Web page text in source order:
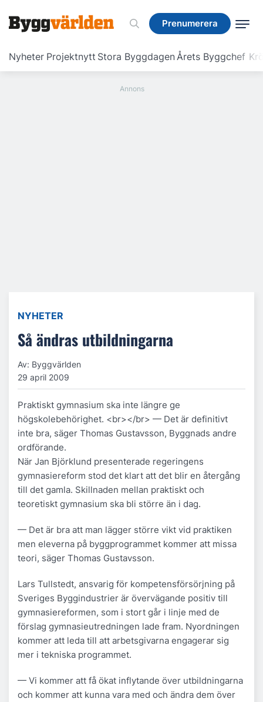
Prenumerera
Nyheter Projektnytt Stora ByggdagenÅrets Byggchef
Prenumerera
NYHETER
Så ändras utbildningarna
Av: Byggvärlden
29 april 2009
Praktiskt gymnasium ska inte längre ge
högskolebehörighet. <br></br> — Det är definitivt
inte bra, säger Thomas Gustavsson, Byggnads andre
ordförande.
När Jan Björklund presenterade regeringens
gymnasiereform stod det klart att det blir en återgång
till det gamla. Skillnaden mellan praktiskt och
teoretiskt gymnasium ska bli större än i dag.
— Det är bra att man lägger större vikt vid praktiken
men eleverna på byggprogrammet kommer att missa
teori, säger Thomas Gustavsson.
Lars Tullstedt, ansvarig för kompetensförsörjning på
Sveriges Byggindustrier är övervägande positiv till
gymnasiereformen, som i stort går i linje med de
förslag gymnasieutredningen lade fram. Nyordningen
kommer att leda till att arbetsgivarna engagerar sig
mer i tekniska programmet.
— Vi kommer att få ökat inflytande över utbildningarna
och kommer att kunna vara med och ändra dem över